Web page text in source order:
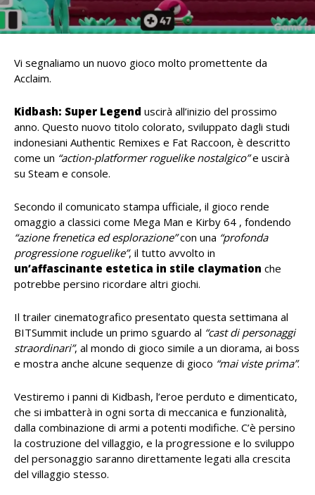
Vi segnaliamo un nuovo gioco molto promettente da
Acclaim.
Kidbash: Super Legend uscirà all’inizio del prossimo
anno. Questo nuovo titolo colorato, sviluppato dagli studi
indonesiani Authentic Remixes e Fat Raccoon, è descritto
come un “action-platformer roguelike nostalgico”e uscirà
su Steam e console.
Secondo il comunicato stampa ufficiale, il gioco rende
omaggio a classici come Mega Man e Kirby 64 , fondendo
“azione frenetica ed esplorazione”con una “profonda
progressione roguelike”, il tutto avvolto in
un’affascinante estetica in stile claymation che
potrebbe persino ricordare altri giochi.
Il trailer cinematografico presentato questa settimana al
BITSummit include un primo sguardo al “cast di personaggi
straordinari”, al mondo di gioco simile a un diorama, ai boss
e mostra anche alcune sequenze di gioco “mai viste prima”.
Vestiremo i panni di Kidbash, l’eroe perduto e dimenticato,
che si imbatterà in ogni sorta di meccanica e funzionalità,
dalla combinazione di armi a potenti modifiche. C’è persino
la costruzione del villaggio, e la progressione e lo sviluppo
del personaggio saranno direttamente legati alla crescita
del villaggio stesso.